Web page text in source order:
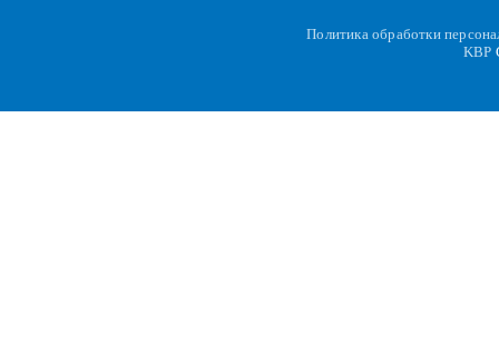
Политика обработки
KBP